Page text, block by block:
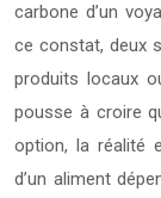
carbone d’un
ce constat, deux
produits locaux
pousse à croire
option, la réalité
d’un aliment